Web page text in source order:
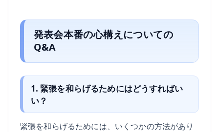
発表会本番の心構えについての
Q&A
1. 緊張を和らげるためにはどうすればい
い？
緊張を和らげるためには、いくつかの方法があり